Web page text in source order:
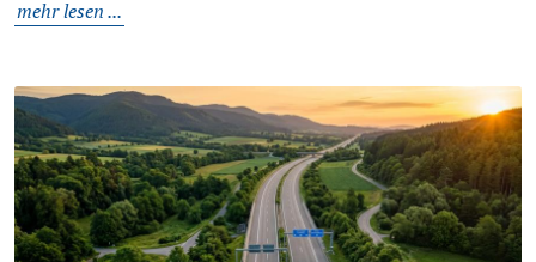
mehr lesen ...